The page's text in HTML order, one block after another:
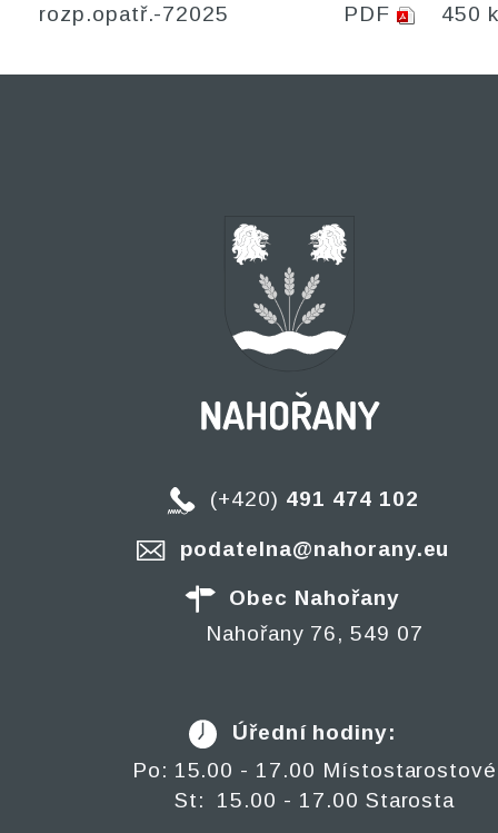
rozp.opatř.-72025
PDF 450
(+420) 491 474 102
podatelna@nahorany.eu
Obec Nahořany
Nahořany 76, 549 07
Úřední hodiny:
Po: 15.00 - 17.00 Místostarostové
St: 15.00 - 17.00 Starosta